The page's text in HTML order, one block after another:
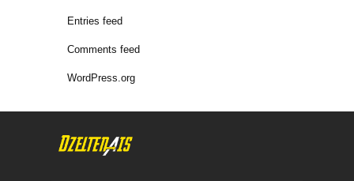
Entries feed
Comments feed
WordPress.org